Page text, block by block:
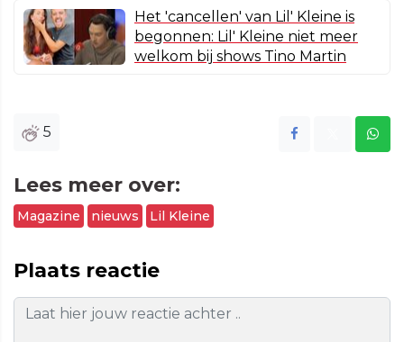
Het 'cancellen' van Lil' Kleine is
begonnen: Lil' Kleine niet meer
welkom bij shows Tino Martin
5
Lees meer over:
Magazine nieuws Lil Kleine
Plaats reactie